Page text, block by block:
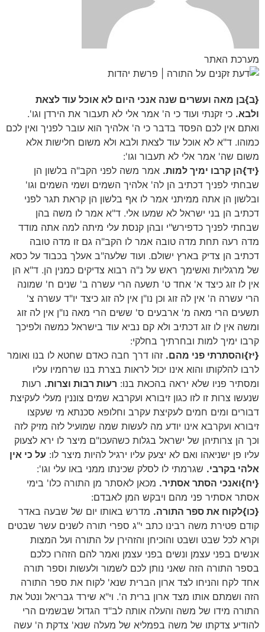
מערכת האתר
{ב}בן מאה ועשרים שנה אנכי היום לא אוכל עוד לצאת
ולבא. כי זקנתי ועוד כי ה' אמר אלי לא תעבור את הירדן וגו'.
ואתם אין לכם הפסד בדבר כי ה' אלהיך הוא עובר לפניך ואין לכם
כמוהו. ד"א לא אוכל עוד לצאת ולבא ולא משום חלישות אלא
משום שה' אמר אלי לא תעבור וגו':
{יד}הן קרבו ימיך למות. אמר משה לפני הקב"ה בלשון הן
שבחתי לפניך דכתיב הן לה' אלהיך השמים ושמי השמים וגו'
ובלשון הן אתה ממיתני אמר לו אף בלשון הן קראת תגר לפני
דכתיב הן בני ישראל לא שמעו אלי. ד"א אמר לו משה בהן
שבחתי לפניך כדפירש"י ובהן קנסת עלי מיתה למה אתה מודד
מדה רעה תחת מדה טובה אמר לו הקב"ה גם זו מדה טובה
דכתיב הן צדיק בארץ ישולם. ועוד שלעה"ב אעלך בכבוד על כסא
של מרגליות ואשימך ראש על נ"ה רבוא צדיקים כמנין הן. ד"א הן
אין לו זוג כיצד א' אחד ט' תשעה הרי עשרה ב' שנים ח' שמונה
הרי עשרה ה' אין לה זוג וכן נו"ן אין לה זוג כיצד יו"ד עשרה צ'
תשעים הרי מאה מ' ארבעים ס' ששים הרי מאה נו"ן אין לה זוג
ומשה אין לו זוג דכתיב ולא קם נביא עוד בישראל כמשה ולפיכך
קרבו ימיך למות ובחרתיך בחלקי:
{יז}והסתרתי פני מהם. זהו דרך חבה כאדם שחטא לו בנו ואומר
לרבו להלקותו והוא אינו יכול לראות בצרת בנו שרחמיו עליו
ומסתיר פניו שלא יראה בהכאת בנו: רעות רבות וצרות. רעות
שנעשו צרות זו לזו כגון זיבורא ועקרבא שמים צוננין מעלי לעקיצת
דבורים ומים חמים לעקיצת עקרב וחלופא סכנתא מי שעקצו
זיבורא ועקרבא אינו יודע מה לעשות שמה שמועיל לזה מזיק לזה
וכך הן צרותיהן של ישראל בגלות כשהעכו"ם מיצר לו ירא לצעוק
עליו פן ישניאהו ואם לא יצעק עליו ירגיל להיות מיצר לו: על כי אין
אלהי בקרבי. שגרמתי לו לסלק שכינתו ממני באו עלי וגו':
{יח}ואנכי הסתר אסתיר. מכאן לאסתר מן התורה כלו' בימי
אסתר אסתיר פני מהם ויבקש המן לאבדם:
{כו}לקוח את ספר התורה. מדרש באותו יום של שבעה באדר
קודם פטירת משה רבינו כתב י"ג ספרי תורה לשנים עשר שבטים
וקרא לכל שבט ושבט והוכיחן והזהירן על התורה ועל המצות
אנשים בפני עצמן ונשים בפני עצמן ואמר להם הזהרו כלכם
בספר התורה הזה שאני נותן לכם לשמור ולעשות וספר תורה
אחד לקח והניחו לצד ארון הברית שנא' לקוח את ספר התורה
הזה ושמתם אותו מצד ארון ברית ה'. וי"א שירד גבריאל ונטל את
התורה מידו של משה והעלה אותה לב"ד הגדול שבשמים הרי
להודיע צדקתו של משה בפמליא של מעלה שנא' צדקת ה' עשה